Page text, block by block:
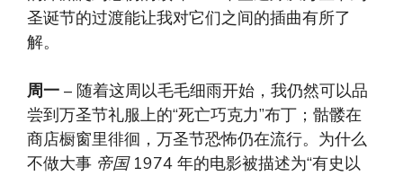
圣诞节的过渡能让我对它们之间的插曲有所了
解。
周一 – 随着这周以毛毛细雨开始，我仍然可以品
尝到万圣节礼服上的“死亡巧克力”布丁；骷髅在
商店橱窗里徘徊，万圣节恐怖仍在流行。为什么
不做大事 帝国1974 年的电影被描述为“有史以